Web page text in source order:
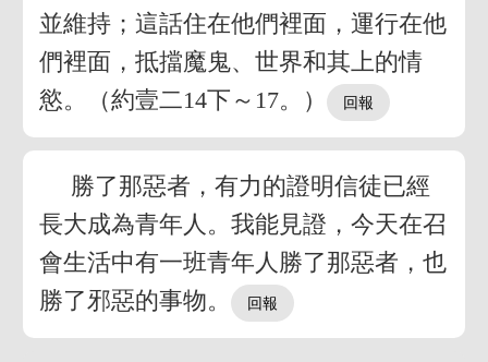
並維持；這話住在他們裡面，運行在他
們裡面，抵擋魔鬼、世界和其上的情
慾。（約壹二14下～17。）
勝了那惡者，有力的證明信徒已經
長大成為青年人。我能見證，今天在召
會生活中有一班青年人勝了那惡者，也
勝了邪惡的事物。